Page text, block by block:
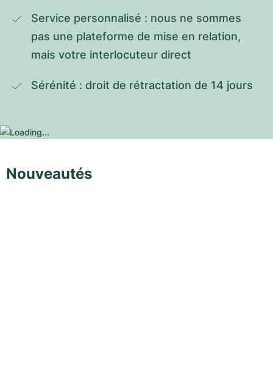
Service personnalisé : nous ne sommes
pas une plateforme de mise en relation,
mais votre interlocuteur direct
Sérénité : droit de rétractation de 14 jours
Nouveautés